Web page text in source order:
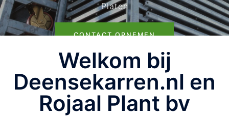
Platen
CONTACT OPNEMEN
Welkom bij
Deensekarren.nl en
Rojaal Plant bv